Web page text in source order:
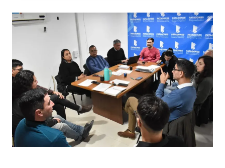
UNA
DIVERSIÓN
EN
LAS
VACACIONES
DE
INVIERNO